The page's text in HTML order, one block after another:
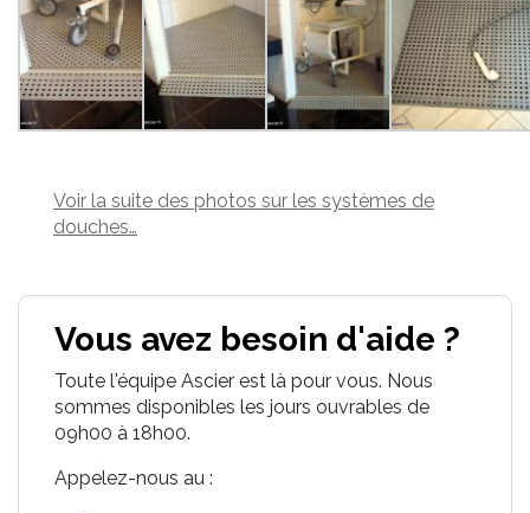
Voir la suite des photos sur les systèmes de
douches…
Vous avez besoin d'aide ?
Toute l'équipe Ascier est là pour vous. Nous
sommes disponibles les jours ouvrables de
09h00 à 18h00.
Appelez-nous au :